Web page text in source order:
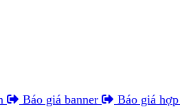
Báo giá banner Báo giá